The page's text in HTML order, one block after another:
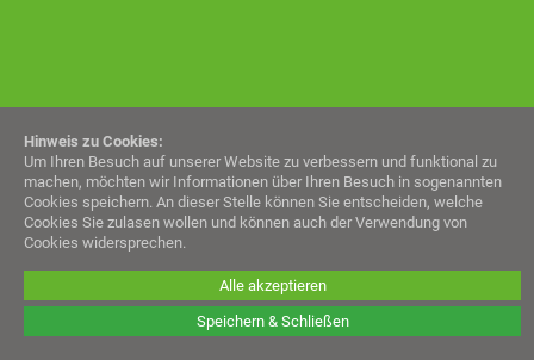
Alle akzeptieren
Speichern & Schließen
Hinweis zu Cookies:
Um Ihren Besuch auf unserer Website zu verbessern und funktional zu
machen, möchten wir Informationen über Ihren Besuch in sogenannten
Cookies speichern. An dieser Stelle können Sie entscheiden, welche
Cookies Sie zulasen wollen und können auch der Verwendung von
Cookies widersprechen.